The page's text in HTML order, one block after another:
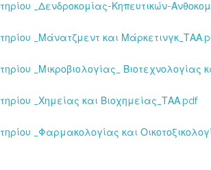
_Δενδροκομίας-Κηπευτικών-
_Μάνατζμεντ και
_Μικροβιολογίας_ Βιοτεχνολογίας
_Χημείας και Βιοχημείας_ΤΑΑ.pdf
_Φαρμακολογίας και